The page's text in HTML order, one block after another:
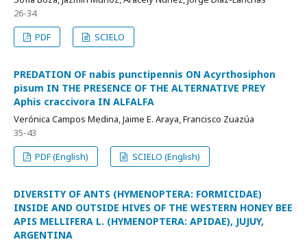
26-34
PDF
SCIELO
PREDATION OF nabis punctipennis ON Acyrthosiphon
pisum IN THE PRESENCE OF THE ALTERNATIVE PREY
Aphis craccivora IN ALFALFA
Verónica Campos Medina, Jaime E. Araya, Francisco Zuazúa
35-43
PDF (English)
SCIELO (English)
DIVERSITY OF ANTS (HYMENOPTERA: FORMICIDAE)
INSIDE AND OUTSIDE HIVES OF THE WESTERN HONEY BEE
APIS MELLIFERA L. (HYMENOPTERA: APIDAE), JUJUY,
ARGENTINA